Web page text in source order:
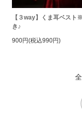
【３way】くま耳ベスト
き♪
900円(税込990円)
全